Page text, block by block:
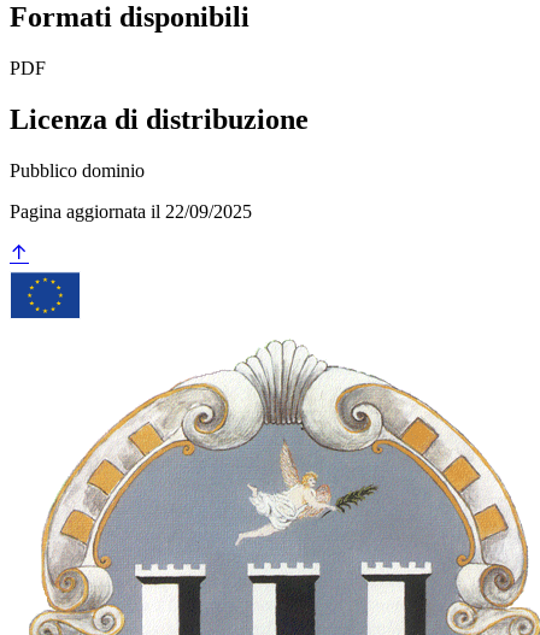
Formati disponibili
PDF
Licenza di distribuzione
Pubblico dominio
Pagina aggiornata il 22/09/2025